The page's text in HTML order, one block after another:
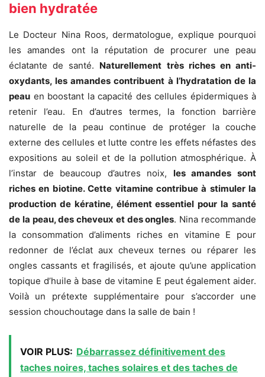
bien hydratée
Le Docteur Nina Roos, dermatologue, explique pourquoi
les amandes ont la réputation de procurer une peau
éclatante de santé. Naturellement très riches en anti-
oxydants, les amandes contribuent à l’hydratation de la
peau en boostant la capacité des cellules épidermiques à
retenir l’eau. En d’autres termes, la fonction barrière
naturelle de la peau continue de protéger la couche
externe des cellules et lutte contre les effets néfastes des
expositions au soleil et de la pollution atmosphérique. À
l’instar de beaucoup d’autres noix, les amandes sont
riches en biotine. Cette vitamine contribue à stimuler la
production de kératine, élément essentiel pour la santé
de la peau, des cheveux et des ongles. Nina recommande
la consommation d’aliments riches en vitamine E pour
redonner de l’éclat aux cheveux ternes ou réparer les
ongles cassants et fragilisés, et ajoute qu’une application
topique d’huile à base de vitamine E peut également aider.
Voilà un prétexte supplémentaire pour s’accorder une
session chouchoutage dans la salle de bain !
VOIR PLUS: Débarrassez définitivement des
taches noires, taches solaires et des taches de